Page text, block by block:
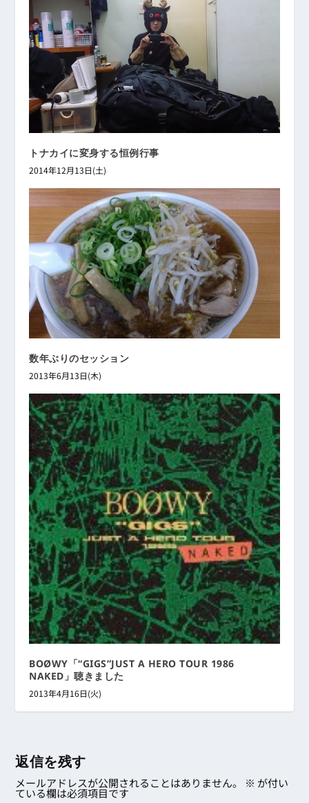
トナカイに変身する恒例行事
2014年12月13日(土)
数年ぶりのセッション
2013年6月13日(木)
BOØWY「“GIGS”JUST A HERO TOUR 1986
NAKED」聴きました
2013年4月16日(火)
返信を残す
メールアドレスが公開されることはありません。 ※ が付い
ている欄は必須項目です